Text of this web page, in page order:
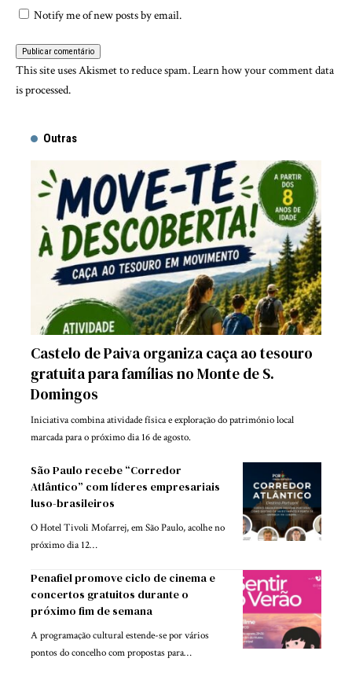
Notify me of new posts by email.
This site uses Akismet to reduce spam.Learn how your comment data
is processed.
Outras
Castelo de Paiva organiza caça ao tesouro
gratuita para famílias no Monte de S.
Domingos
Iniciativa combina atividade física e exploração do património local
marcada para o próximo dia 16 de agosto.
São Paulo recebe “Corredor
Atlântico” com líderes empresariais
luso-brasileiros
O Hotel Tivoli Mofarrej, em São Paulo, acolhe no
próximo dia 12…
Penafiel promove ciclo de cinema e
concertos gratuitos durante o
próximo fim de semana
A programação cultural estende-se por vários
pontos do concelho com propostas para…